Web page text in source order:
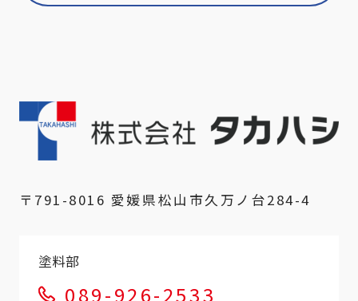
〒791-8016 愛媛県松山市久万ノ台284-4
塗料部
089-926-2533